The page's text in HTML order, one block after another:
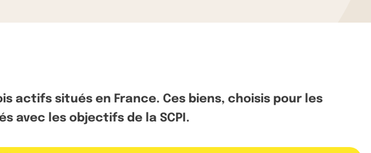
actifs situés en France. Ces biens, choisis pour les
avec les objectifs de la SCPI.